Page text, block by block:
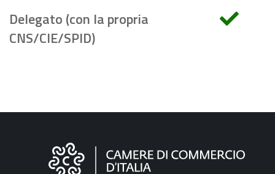
Delegato (con la propria
CNS/CIE/SPID)
Informazioni